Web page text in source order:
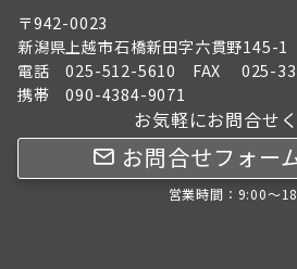
〒942-0023
新潟県上越市石橋新田字六貫野145-1
電話 025-512-5610 FAX 025-
携帯 090-4384-9071
お気軽にお問合せ
お問合せフォー
営業時間：9:00～